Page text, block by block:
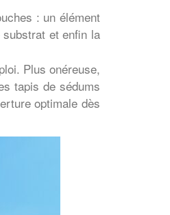
: un élément
et enfin la
Plus onéreuse,
tapis de sédums
optimale dès